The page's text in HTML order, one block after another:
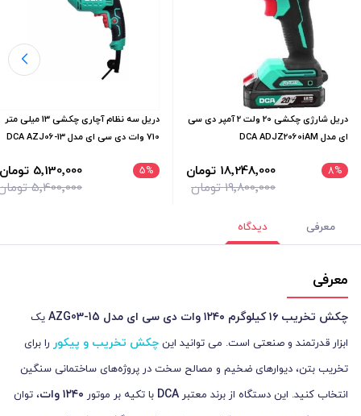
دریل شارژی چکشی 20 ولت 2 آمپر دی سی
ای مدل DCA ADJZ2060iAM
8%
19٬800٬000 تومان
18٬248٬000 تومان
دریل سه نظام آچاری چکشی 13 میلی‌ متر
710 وات دی سی ای مدل DCA AZJ06-13
5%
5٬400٬000 تومان
5٬130٬000 تومان
معرفی دیدگاه
معرفی
چکش تخریب ۱۶ کیلوگرم ۱۲۴۰ وات دی سی ای مدل AZG03-15
یک
ابزار قدرتمند و صنعتی است. می توانید این چکش تخریب و پیکور را برای
تخریب بتن، دیوارهای ضخیم و مصالح سخت در پروژه‌های ساختمانی سنگین
انتخاب کنید. این دستگاه از برند معتبر DCA با تکیه بر موتور ۱۲۴۰ وات، توان